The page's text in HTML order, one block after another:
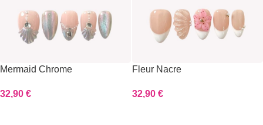
Mermaid Chrome
32,90 €
Fleur Nacre
32,90 €